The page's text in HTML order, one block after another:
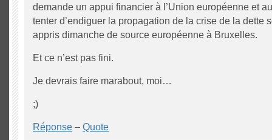
demande un appui financier à l’Union européenne et
tenter d’endiguer la propagation de la crise de la dette
appris dimanche de source européenne à Bruxelles.
Et ce n’est pas fini.
Je devrais faire marabout, moi…
;)
Réponse – Quote